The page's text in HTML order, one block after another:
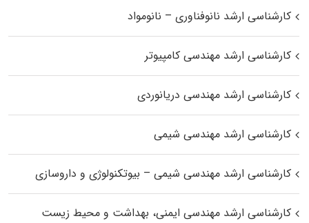
کارشناسی ارشد نانوفناوری – نانومواد
کارشناسی ارشد مهندسی کامپیوتر
کارشناسی ارشد مهندسی دریانوردی
کارشناسی ارشد مهندسی شیمی
کارشناسی ارشد مهندسی شیمی – بیوتکنولوژی و داروسازی
کارشناسی ارشد مهندسی ایمنی، بهداشت و محیط زیست